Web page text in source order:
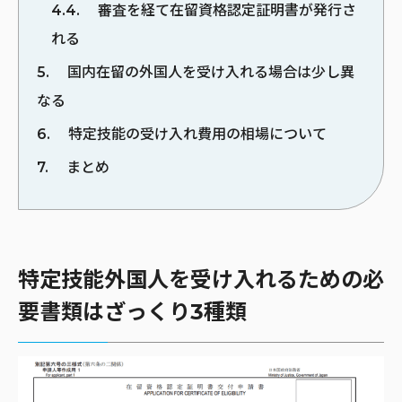
4.4
審査を経て在留資格認定証明書が発行さ
れる
5
国内在留の外国人を受け入れる場合は少し異
なる
6
特定技能の受け入れ費用の相場について
7
まとめ
特定技能外国人を受け入れるための必
要書類はざっくり3種類